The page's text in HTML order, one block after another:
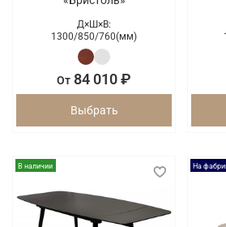
Д×Ш×В:
1300/850/760(мм)
От 84 010 ₽
Выбрать
В наличии На